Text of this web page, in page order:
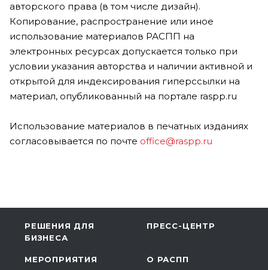
авторского права (в том числе дизайн).
Копирование, распространение или иное
использование материалов РАСПП на
электронных ресурсах допускается только при
условии указания авторства и наличии активной и
открытой для индексирования гиперссылки на
материал, опубликованный на портале raspp.ru
Использование материалов в печатных изданиях
согласовывается по почте office@raspp.ru
РЕШЕНИЯ ДЛЯ
БИЗНЕСА
ПРЕСС-ЦЕНТР
МЕРОПРИЯТИЯ О РАСПП